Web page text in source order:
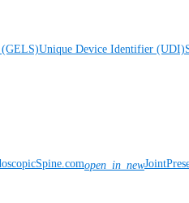
(GELS)Unique Device Identifier (UDI)
open_in_new